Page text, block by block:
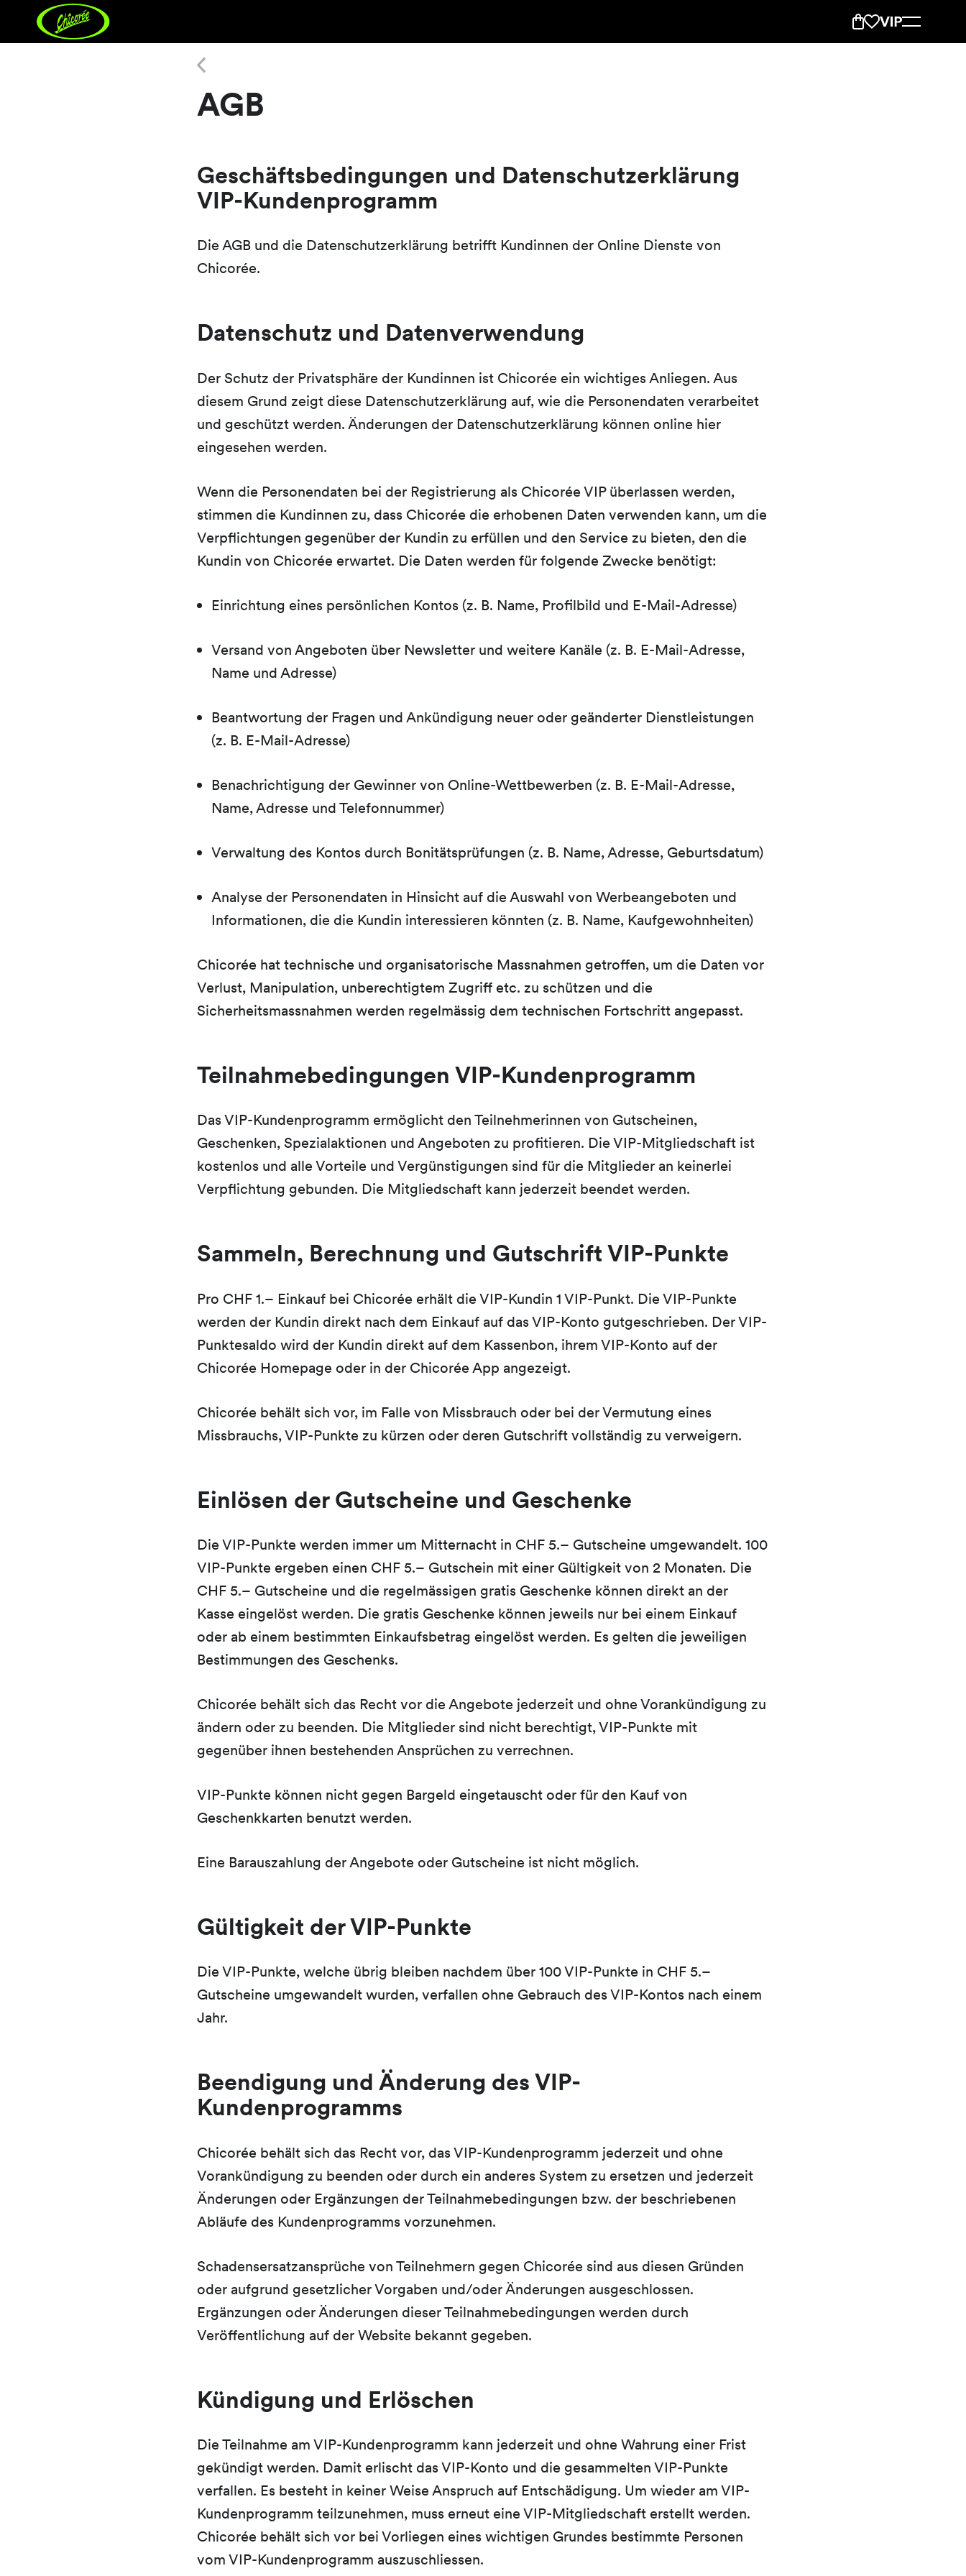
AGB
Geschäftsbedingungen und Datenschutzerklärung
VIP-Kundenprogramm
Die AGB und die Datenschutzerklärung betrifft Kundinnen der Online Dienste von
Chicorée.
Datenschutz und Datenverwendung
Der Schutz der Privatsphäre der Kundinnen ist Chicorée ein wichtiges Anliegen. Aus
diesem Grund zeigt diese Datenschutzerklärung auf, wie die Personendaten verarbeitet
und geschützt werden. Änderungen der Datenschutzerklärung können online hier
eingesehen werden.
Wenn die Personendaten bei der Registrierung als Chicorée VIP überlassen werden,
stimmen die Kundinnen zu, dass Chicorée die erhobenen Daten verwenden kann, um die
Verpflichtungen gegenüber der Kundin zu erfüllen und den Service zu bieten, den die
Kundin von Chicorée erwartet. Die Daten werden für folgende Zwecke benötigt:
Einrichtung eines persönlichen Kontos (z. B. Name, Profilbild und E-Mail-Adresse)
Versand von Angeboten über Newsletter und weitere Kanäle (z. B. E-Mail-Adresse,
Name und Adresse)
Beantwortung der Fragen und Ankündigung neuer oder geänderter Dienstleistungen
(z. B. E-Mail-Adresse)
Benachrichtigung der Gewinner von Online-Wettbewerben (z. B. E-Mail-Adresse,
Name, Adresse und Telefonnummer)
Verwaltung des Kontos durch Bonitätsprüfungen (z. B. Name, Adresse, Geburtsdatum)
Analyse der Personendaten in Hinsicht auf die Auswahl von Werbeangeboten und
Informationen, die die Kundin interessieren könnten (z. B. Name, Kaufgewohnheiten)
Chicorée hat technische und organisatorische Massnahmen getroffen, um die Daten vor
Verlust, Manipulation, unberechtigtem Zugriff etc. zu schützen und die
Sicherheitsmassnahmen werden regelmässig dem technischen Fortschritt angepasst.
Teilnahmebedingungen VIP-Kundenprogramm
Das VIP-Kundenprogramm ermöglicht den Teilnehmerinnen von Gutscheinen,
Geschenken, Spezialaktionen und Angeboten zu profitieren. Die VIP-Mitgliedschaft ist
kostenlos und alle Vorteile und Vergünstigungen sind für die Mitglieder an keinerlei
Verpflichtung gebunden. Die Mitgliedschaft kann jederzeit beendet werden.
Sammeln, Berechnung und Gutschrift VIP-Punkte
Pro CHF 1.– Einkauf bei Chicorée erhält die VIP-Kundin 1 VIP-Punkt. Die VIP-Punkte
werden der Kundin direkt nach dem Einkauf auf das VIP-Konto gutgeschrieben. Der VIP-
Punktesaldo wird der Kundin direkt auf dem Kassenbon, ihrem VIP-Konto auf der
Chicorée Homepage oder in der Chicorée App angezeigt.
Chicorée behält sich vor, im Falle von Missbrauch oder bei der Vermutung eines
Missbrauchs, VIP-Punkte zu kürzen oder deren Gutschrift vollständig zu verweigern.
Einlösen der Gutscheine und Geschenke
Die VIP-Punkte werden immer um Mitternacht in CHF 5.– Gutscheine umgewandelt. 100
VIP-Punkte ergeben einen CHF 5.– Gutschein mit einer Gültigkeit von 2 Monaten. Die
CHF 5.– Gutscheine und die regelmässigen gratis Geschenke können direkt an der
Kasse eingelöst werden. Die gratis Geschenke können jeweils nur bei einem Einkauf
oder ab einem bestimmten Einkaufsbetrag eingelöst werden. Es gelten die jeweiligen
Bestimmungen des Geschenks.
Chicorée behält sich das Recht vor die Angebote jederzeit und ohne Vorankündigung zu
ändern oder zu beenden. Die Mitglieder sind nicht berechtigt, VIP-Punkte mit
gegenüber ihnen bestehenden Ansprüchen zu verrechnen.
VIP-Punkte können nicht gegen Bargeld eingetauscht oder für den Kauf von
Geschenkkarten benutzt werden.
Eine Barauszahlung der Angebote oder Gutscheine ist nicht möglich.
Gültigkeit der VIP-Punkte
Die VIP-Punkte, welche übrig bleiben nachdem über 100 VIP-Punkte in CHF 5.–
Gutscheine umgewandelt wurden, verfallen ohne Gebrauch des VIP-Kontos nach einem
Jahr.
Beendigung und Änderung des VIP-
Kundenprogramms
Chicorée behält sich das Recht vor, das VIP-Kundenprogramm jederzeit und ohne
Vorankündigung zu beenden oder durch ein anderes System zu ersetzen und jederzeit
Änderungen oder Ergänzungen der Teilnahmebedingungen bzw. der beschriebenen
Abläufe des Kundenprogramms vorzunehmen.
Schadensersatzansprüche von Teilnehmern gegen Chicorée sind aus diesen Gründen
oder aufgrund gesetzlicher Vorgaben und/oder Änderungen ausgeschlossen.
Ergänzungen oder Änderungen dieser Teilnahmebedingungen werden durch
Veröffentlichung auf der Website bekannt gegeben.
Kündigung und Erlöschen
Die Teilnahme am VIP-Kundenprogramm kann jederzeit und ohne Wahrung einer Frist
gekündigt werden. Damit erlischt das VIP-Konto und die gesammelten VIP-Punkte
verfallen. Es besteht in keiner Weise Anspruch auf Entschädigung. Um wieder am VIP-
Kundenprogramm teilzunehmen, muss erneut eine VIP-Mitgliedschaft erstellt werden.
Chicorée behält sich vor bei Vorliegen eines wichtigen Grundes bestimmte Personen
vom VIP-Kundenprogramm auszuschliessen.